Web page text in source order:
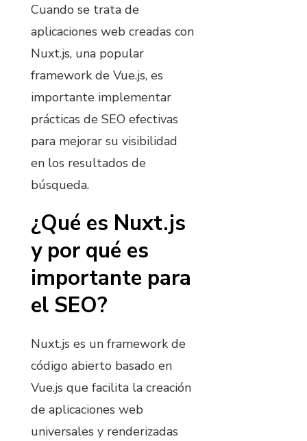
Cuando se trata de
aplicaciones web creadas con
Nuxt.js, una popular
framework de Vue.js, es
importante implementar
prácticas de SEO efectivas
para mejorar su visibilidad
en los resultados de
búsqueda.
¿Qué es Nuxt.js
y por qué es
importante para
el SEO?
Nuxt.js es un framework de
código abierto basado en
Vue.js que facilita la creación
de aplicaciones web
universales y renderizadas